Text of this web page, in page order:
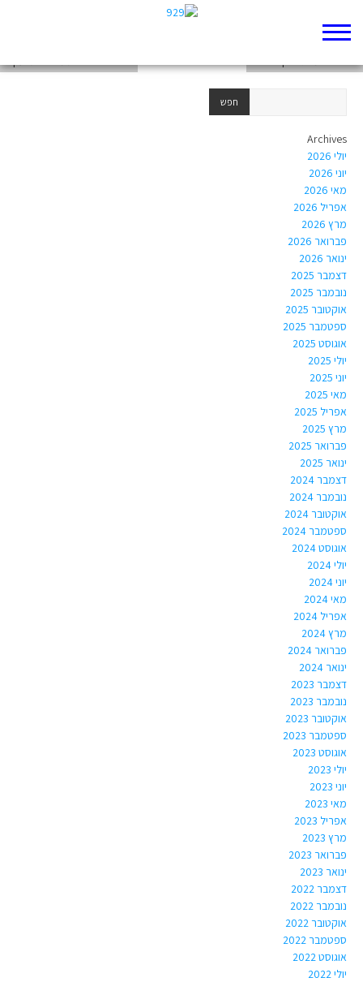
Archives
יולי 2026
יוני 2026
מאי 2026
אפריל 2026
מרץ 2026
פברואר 2026
ינואר 2026
דצמבר 2025
נובמבר 2025
אוקטובר 2025
ספטמבר 2025
אוגוסט 2025
יולי 2025
יוני 2025
מאי 2025
אפריל 2025
מרץ 2025
פברואר 2025
ינואר 2025
דצמבר 2024
נובמבר 2024
אוקטובר 2024
ספטמבר 2024
אוגוסט 2024
יולי 2024
יוני 2024
מאי 2024
אפריל 2024
מרץ 2024
פברואר 2024
ינואר 2024
דצמבר 2023
נובמבר 2023
אוקטובר 2023
ספטמבר 2023
אוגוסט 2023
יולי 2023
יוני 2023
מאי 2023
אפריל 2023
מרץ 2023
פברואר 2023
ינואר 2023
דצמבר 2022
נובמבר 2022
אוקטובר 2022
ספטמבר 2022
אוגוסט 2022
יולי 2022